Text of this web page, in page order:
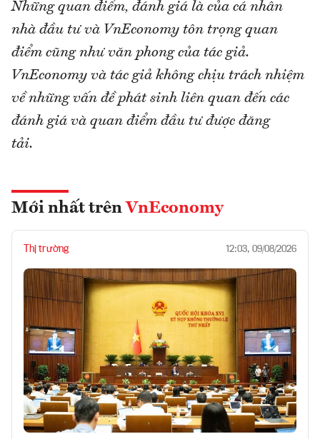
Những quan điểm, đánh giá là của cá nhân
nhà đầu tư và VnEconomy tôn trọng quan
điểm cũng như văn phong của tác giả.
VnEconomy và tác giả không chịu trách nhiệm
về những vấn đề phát sinh liên quan đến các
đánh giá và quan điểm đầu tư được đăng
tải.
Mới nhất trên VnEconomy
Thị trường 12:03, 09/08/2026